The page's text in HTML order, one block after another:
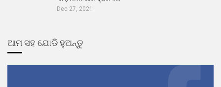
Dec 27, 2021
ଆମ ସହ ଯୋଡି ହୁଅନ୍ତୁ